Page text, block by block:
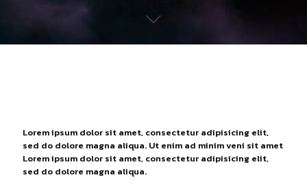
Lorem ipsum dolor sit amet, consectetur adipisicing elit,
sed do dolore magna aliqua. Ut enim ad minim veni sit amet
Lorem ipsum dolor sit amet, consectetur adipisicing elit,
sed do dolore magna aliqua.